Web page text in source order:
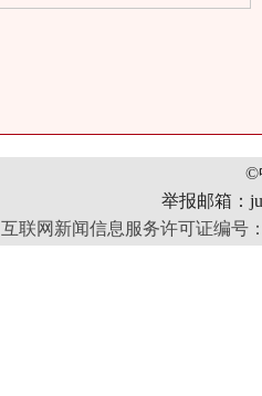
©
举报邮箱：
互联网新闻信息服务许可证编号：